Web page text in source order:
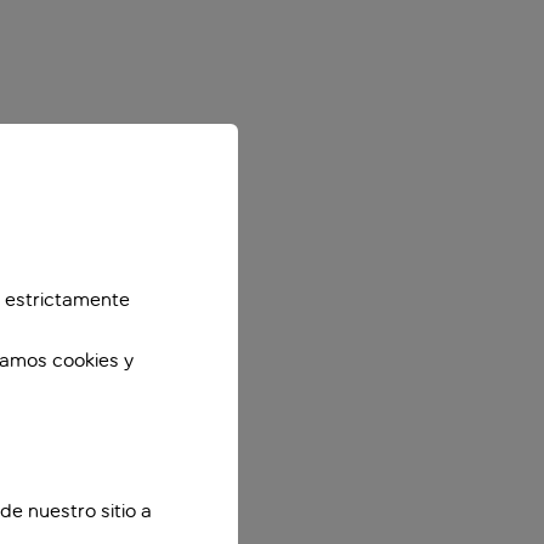
estrictamente
cookies y
nuestro sitio a